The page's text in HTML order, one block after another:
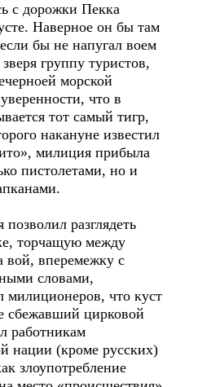
с дорожки Пекка
Наверное он бы там
бы не напугал воем
группу туристов,
морской
что в
тот самый тигр,
накануне известил
милиция прибыла
пистолетами, но и
разглядеть
торчащую между
вой, вперемежку с
словами,
милиционеров, что куст
сбежавший цирковой
работникам
нации (кроме русских)
злоупотребление